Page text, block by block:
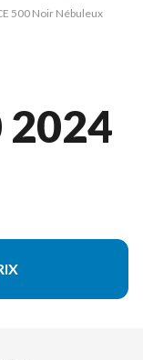
500 Noir Nébuleux
2024